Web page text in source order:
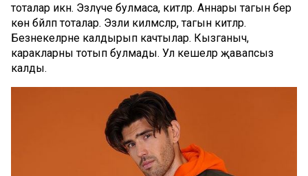
тоталар икән. Эзләүче булмаса, китәләр. Аннары тагын бер
көн бәйләп тоталар. Эзли килмәсләр, тагын китәләр.
Безнекеләрне калдырып качтылар. Кызганыч,
каракларны тотып булмады. Ул кешеләр җавапсыз
калды.